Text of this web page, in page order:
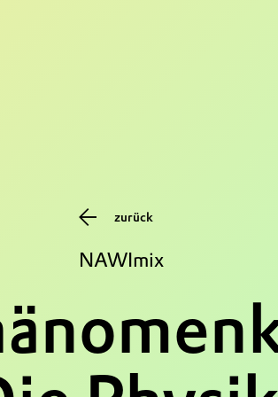
zurück
NAWImix